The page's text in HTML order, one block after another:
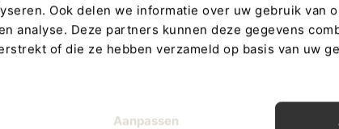
Ook delen we informatie over uw gebruik van
analyse. Deze partners kunnen deze gegevens
of die ze hebben verzameld op basis van uw
Aanpassen
uitstraling die perfect past binnen hedendaagse
kan worden. Daarom kun je bij deze